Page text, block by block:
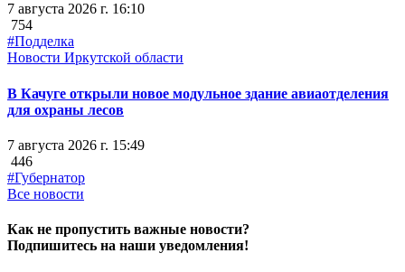
7 августа 2026 г. 16:10
754
#Подделка
Новости Иркутской области
В Качуге открыли новое модульное здание авиаотделения
для охраны лесов
7 августа 2026 г. 15:49
446
#Губернатор
Все новости
Как не пропустить важные новости?
Подпишитесь на наши уведомления!